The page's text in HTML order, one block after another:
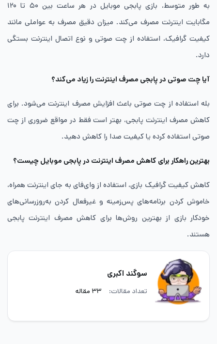
به طور متوسط، بازی پابجی موبایل در هر ساعت بین ۵۰ تا ۱۲۰
مگابایت اینترنت مصرف می‌کند. میزان دقیق مصرف به عواملی مانند
کیفیت گرافیک، استفاده از چت صوتی و نوع اتصال اینترنت بستگی
دارد.
آیا چت صوتی در پابجی مصرف اینترنت را زیاد می‌کند؟
بله استفاده از چت صوتی باعث افزایش مصرف اینترنت می‌شود. برای
کاهش مصرف اینترنت پابجی، بهتر است فقط در مواقع ضروری از چت
صوتی استفاده کرده یا کیفیت صدا را کاهش دهید.
بهترین راهکار برای کاهش مصرف اینترنت در پابجی موبایل چیست؟
کاهش کیفیت گرافیک بازی، استفاده از وای‌فای به جای اینترنت همراه،
خاموش کردن برنامه‌های پس‌زمینه و غیرفعال کردن به‌روزرسانی‌های
خودکار بازی از بهترین روش‌ها برای کاهش مصرف اینترنت پابجی
هستند.
سوگند اکبری
تعداد مقالات: ۳۳ مقاله